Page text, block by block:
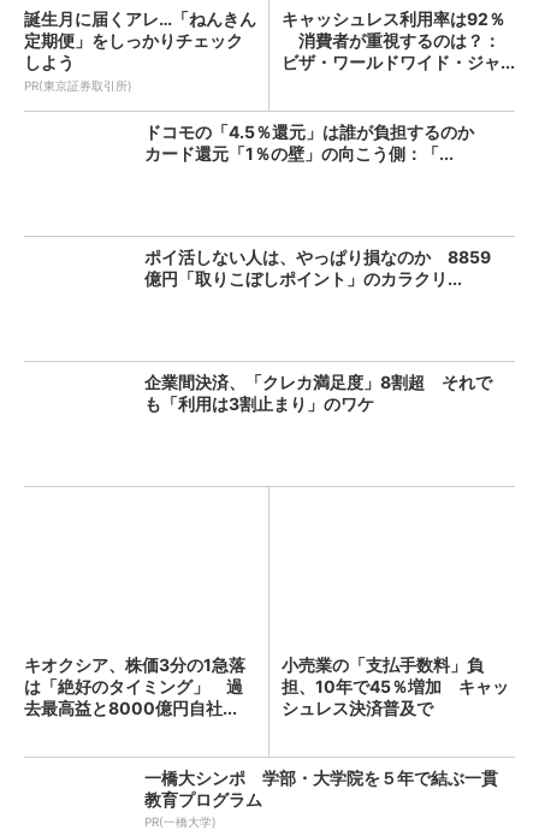
誕生月に届くアレ…「ねんきん
定期便」をしっかりチェック
しよう
PR(東京証券取引所)
キャッシュレス利用率は92％
消費者が重視するのは？：
ビザ・ワールドワイド・ジャ...
ドコモの「4.5％還元」は誰が負担するのか
カード還元「1％の壁」の向こう側：「...
ポイ活しない人は、やっぱり損なのか 8859
億円「取りこぼしポイント」のカラクリ...
企業間決済、「クレカ満足度」8割超 それで
も「利用は3割止まり」のワケ
キオクシア、株価3分の1急落
は「絶好のタイミング」 過
去最高益と8000億円自社...
小売業の「支払手数料」負
担、10年で45％増加 キャッ
シュレス決済普及で
一橋大シンポ 学部・大学院を５年で結ぶ一貫
教育プログラム
PR(一橋大学)